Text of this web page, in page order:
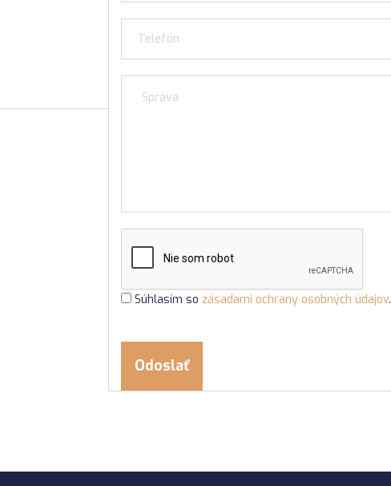
Súhlasím so zásadami ochrany osobných údajov.
Odoslať